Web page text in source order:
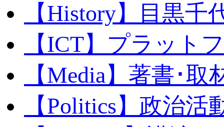
【History】目黒千
【ICT】プラット
【Media】著書･取
【Politics】政治活